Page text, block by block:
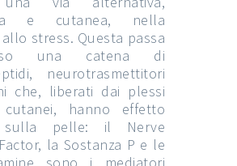
e cutanea, nella
stress. Questa passa
una catena di
neurotrasmettitori
che, liberati dai plessi
cutanei, hanno effetto
sulla pelle: il Nerve
la Sostanza P e le
sono i mediatori